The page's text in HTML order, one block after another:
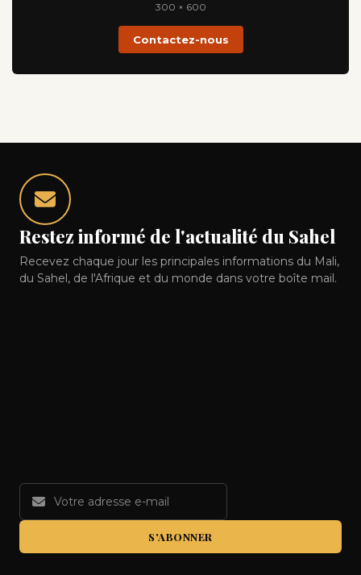
300 × 600
Contactez-nous
Restez informé de l'actualité du Sahel
Recevez chaque jour les principales informations du Mali,
du Sahel, de l'Afrique et du monde dans votre boîte mail.
S'ABONNER